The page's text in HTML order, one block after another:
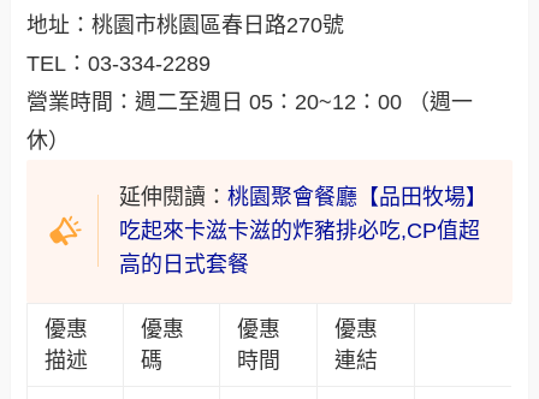
地址：桃園市桃園區春日路270號
TEL：03-334-2289
營業時間：週二至週日 05：20~12：00 （週一
休）
延伸閱讀： 桃園聚會餐廳【品田牧場】
吃起來卡滋卡滋的炸豬排必吃,CP值超
高的日式套餐
優惠
描述
優惠
碼
優惠
時間
優惠
連結